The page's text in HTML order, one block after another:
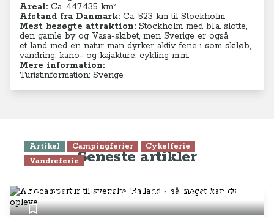
Areal: Ca. 447.435 km²
Afstand fra Danmark: Ca. 523 km til Stockholm
Mest besøgte attraktion: Stockholm med bl.a. slotte,
den gamle by og Vasa-skibet, men Sverige er også
et land med en natur man dyrker aktiv ferie i som skiløb,
vandring, kano- og kajakture, cykling m.m.
Mere information:
Turistinformation: Sverige
Seneste artikler
Artikel Campingferier
Cykelferie
Vandreferie
Halland - så meget kan du opleve